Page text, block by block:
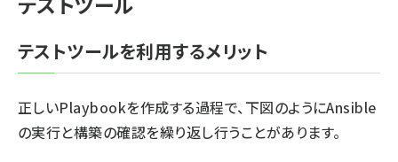
テストツールを利用するメリット
正しいPlaybookを作成する過程で、下図のようにAnsible
の実行と構築の確認を繰り返し行うことがあります。